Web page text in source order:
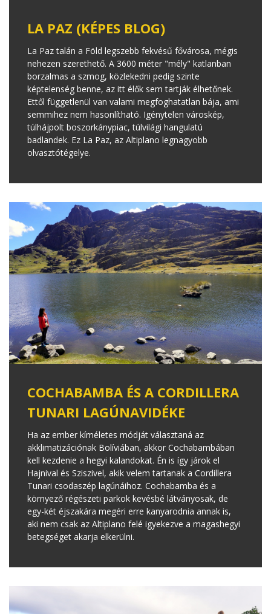
LA PAZ (KÉPES BLOG)
La Paz talán a Föld legszebb fekvésű fővárosa, mégis
nehezen szerethető. A 3600 méter "mély" katlanban
borzalmas a szmog, közlekedni pedig szinte
képtelenség benne, az itt élők sem tartják élhetőnek.
Ettől függetlenül van valami megfoghatatlan bája, ami
semmihez nem hasonlítható. Igénytelen városkép,
túlhájpolt boszorkánypiac, túlvilági hangulatú
badlandek. Ez La Paz, az Altiplano legnagyobb
olvasztótégelye.
COCHABAMBA ÉS A CORDILLERA
TUNARI LAGÚNAVIDÉKE
Ha az ember kíméletes módját választaná az
akklimatizációnak Bolíviában, akkor Cochabambában
kell kezdenie a hegyi kalandokat. Én is így járok el
Hajnival és Sziszivel, akik velem tartanak a Cordillera
Tunari csodaszép lagúnáihoz. Cochabamba és a
környező régészeti parkok kevésbé látványosak, de
egy-két éjszakára megéri erre kanyarodnia annak is,
aki nem csak az Altiplano felé igyekezve a magashegyi
betegséget akarja elkerülni.